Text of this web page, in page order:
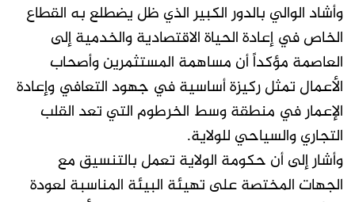
وأشاد الوالي بالدور الكبير الذي ظل يضطلع به القطاع
الخاص في إعادة الحياة الاقتصادية والخدمية إلى
العاصمة مؤكداً أن مساهمة المستثمرين وأصحاب
الأعمال تمثل ركيزة أساسية في جهود التعافي وإعادة
الإعمار في منطقة وسط الخرطوم التي تعد القلب
التجاري والسياحي للولاية.
وأشار إلى أن حكومة الولاية تعمل بالتنسيق مع
الجهات المختصة على تهيئة البيئة المناسبة لعودة